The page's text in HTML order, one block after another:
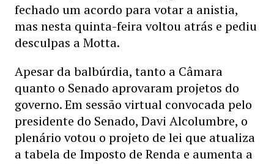
fechado um acordo para votar a anistia,
mas nesta quinta-feira voltou atrás e pediu
desculpas a Motta.
Apesar da balbúrdia, tanto a Câmara
quanto o Senado aprovaram projetos do
governo. Em sessão virtual convocada pelo
presidente do Senado, Davi Alcolumbre, o
plenário votou o projeto de lei que atualiza
a tabela de Imposto de Renda e aumenta a